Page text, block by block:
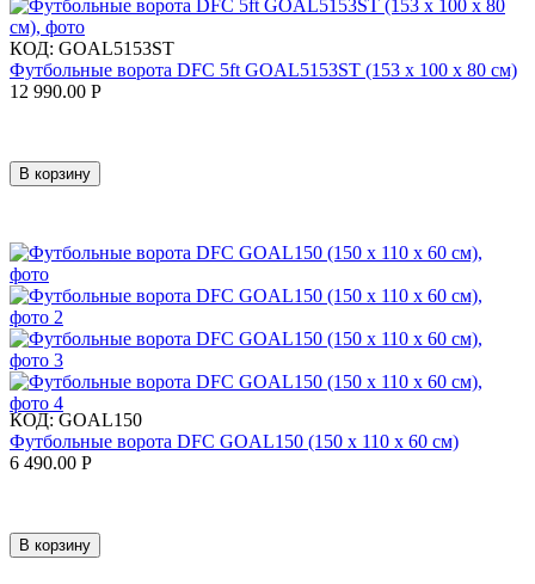
КОД: GOAL5153ST
Футбольные ворота DFC 5ft GOAL5153ST (153 x 100 x 80 см)
12 990.00 Р
В корзину
КОД: GOAL150
Футбольные ворота DFC GOAL150 (150 х 110 х 60 см)
6 490.00 Р
В корзину